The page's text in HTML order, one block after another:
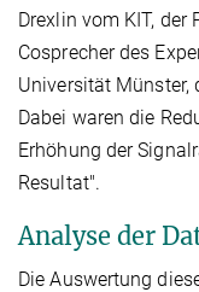
Drexlin vom KIT, der
Cosprecher des
Universität Münster,
Dabei waren die
Erhöhung der
Resultat".
Analyse der
Die Auswertung